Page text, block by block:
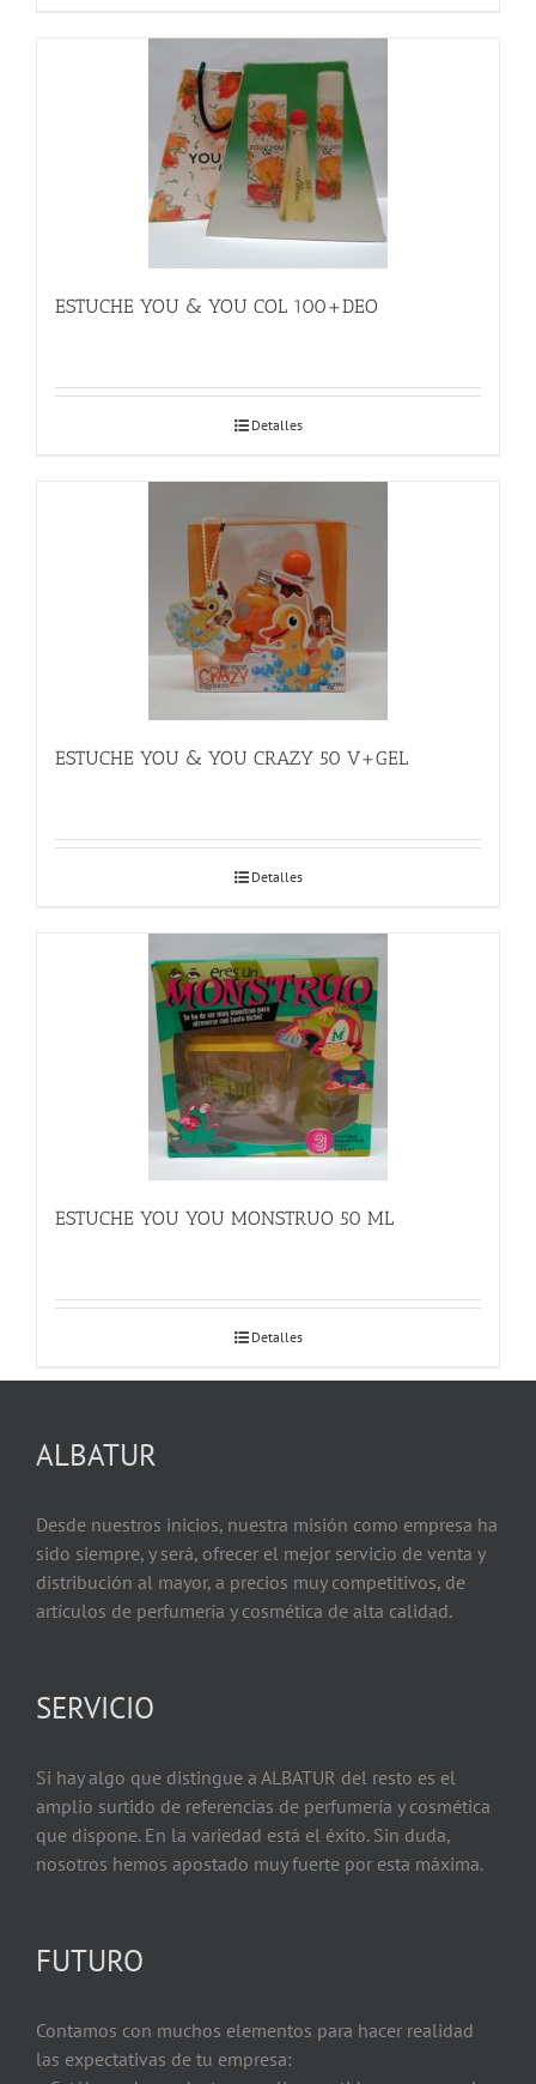
ESTUCHE YOU & YOU COL 100+DEO
Detalles
ESTUCHE YOU & YOU CRAZY 50 V+GEL
Detalles
ESTUCHE YOU YOU MONSTRUO 50 ML
Detalles
ALBATUR
Desde nuestros inicios, nuestra misión como empresa ha
sido siempre, y será, ofrecer el mejor servicio de venta y
distribución al mayor, a precios muy competitivos, de
artículos de perfumería y cosmética de alta calidad.
SERVICIO
Si hay algo que distingue a ALBATUR del resto es el
amplio surtido de referencias de perfumería y cosmética
que dispone. En la variedad está el éxito. Sin duda,
nosotros hemos apostado muy fuerte por esta máxima.
FUTURO
Contamos con muchos elementos para hacer realidad
las expectativas de tu empresa: